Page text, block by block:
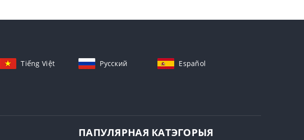
Tiếng Việt Русский Español
ПАПУЛЯРНАЯ КАТЭГОРЫЯ